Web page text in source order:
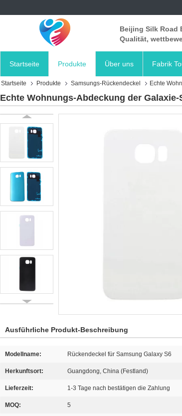
Beijing Silk Road
Qualität,
Startseite Produkte Über uns Fabrik
Startseite Produkte Samsungs-Rückendeckel Echte
Echte Wohnungs-Abdeckung der
Ausführliche Produkt-Beschreibung
Modellname: Rückendeckel für Samsung Galaxy S6
Herkunftsort: Guangdong, China (Festland)
Lieferzeit: 1-3 Tage nach bestätigen die Zahlung
MOQ: 5